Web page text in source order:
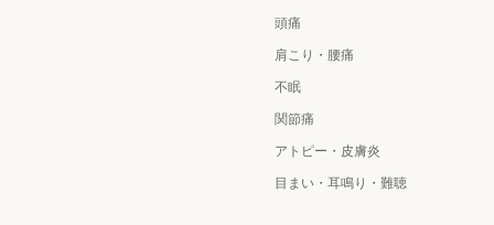
頭痛
肩こり・腰痛
不眠
関節痛
アトピー・皮膚炎
目まい・耳鳴り・難聴